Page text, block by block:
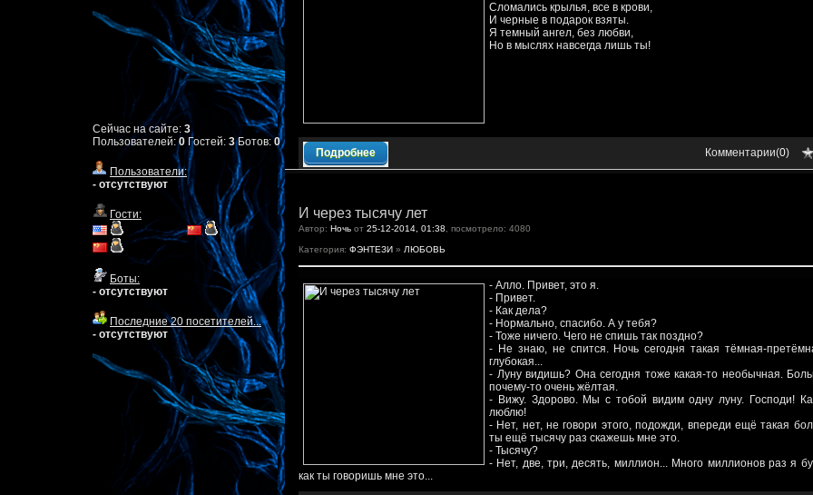
Сейчас на сайте: 3
Пользователей:0 Гостей: 3Ботов:0
Пользователи:
- отсутствуют
Гости:
Боты:
- отсутствуют
Последние 20 посетителей...
- отсутствуют
Сломались крылья, все в крови,
И черные в подарок взяты.
Я темный ангел, без любви,
Но в мыслях навсегда лишь ты!
Подробнее Комментарии(0)
И через тысячу лет
Автор: Ночь от 25-12-2014, 01:38, посмотрело: 4080
Категория: ФЭНТЕЗИ » ЛЮБОВЬ
- Алло. Привет, это я.
- Привет.
- Как дела?
- Нормально, спасибо. А у тебя?
- Тоже ничего. Чего не спишь так поздно?
- Не знаю, не спится. Ночь сегодня такая тёмная-
глубокая...
- Луну видишь? Она сегодня тоже какая-то необычная.
почему-то очень жёлтая.
- Вижу. Здорово. Мы с тобой видим одну луну. Господи!
люблю!
- Нет, нет, не говори этого, подожди, впереди ещё такая
ты ещё тысячу раз скажешь мне это.
- Тысячу?
- Нет, две, три, десять, миллион... Много миллионов раз я
как ты говоришь мне это...